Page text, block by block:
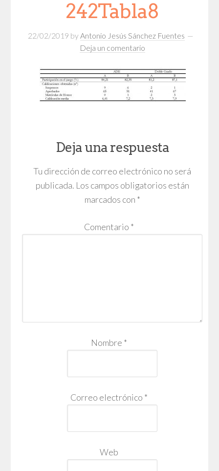
242Tabla8
22/02/2019 by Antonio Jesús Sánchez Fuentes
Deja un comentario
Deja una respuesta
Tu dirección de correo electrónico no será
publicada. Los campos obligatorios están
marcados con *
Comentario *
Nombre *
Correo electrónico *
Web